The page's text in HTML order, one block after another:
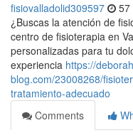
fisiovalladolid309597 57
¿Buscas la atención de
centro de fisioterapia en
personalizadas para tu
experiencia https://
blog.com/23008268/
tratamiento-adecuado
Comments